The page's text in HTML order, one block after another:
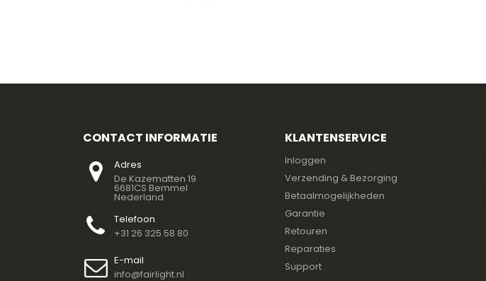
CONTACT INFORMATIE
Adres
De Kazematten 19
6681CS Bemmel
Nederland
Telefoon
+31 26 325 58 80
E-mail
info@fairlight.nl
KLANTENSERVICE
Inloggen
Verzending & Bezorging
Betaalmogelijkheden
Garantie
Retouren
Reparaties
Support